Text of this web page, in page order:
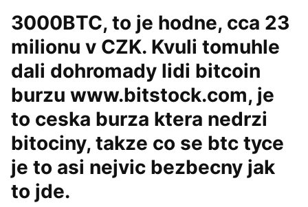
3000BTC, to je hodne, cca 23
milionu v CZK. Kvuli tomuhle
dali dohromady lidi bitcoin
burzu www.bitstock.com, je
to ceska burza ktera nedrzi
bitociny, takze co se btc tyce
je to asi nejvic bezbecny jak
to jde.